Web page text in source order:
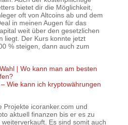
bietet dir die Möglichkeit,
oft von Altcoins ab und dem
in meinen Augen für das
weit über den gesetzlichen
liegt. Der Kurs konnte jetzt
% steigen, dann auch zum
| Wo kann man am besten
Wie kann ich kryptowährungen
Projekte icoranker.com und
aktuell finanzen bis er es zu
Es sind somit auch